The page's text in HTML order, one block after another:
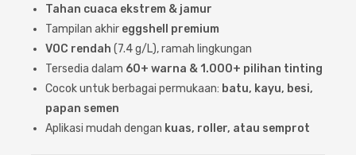
Tahan cuaca ekstrem & jamur
Tampilan akhir eggshell premium
VOC rendah (7.4 g/L), ramah lingkungan
Tersedia dalam 60+ warna & 1.000+ pilihan tinting
Cocok untuk berbagai permukaan: batu, kayu, besi,
papan semen
Aplikasi mudah dengan kuas, roller, atau semprot